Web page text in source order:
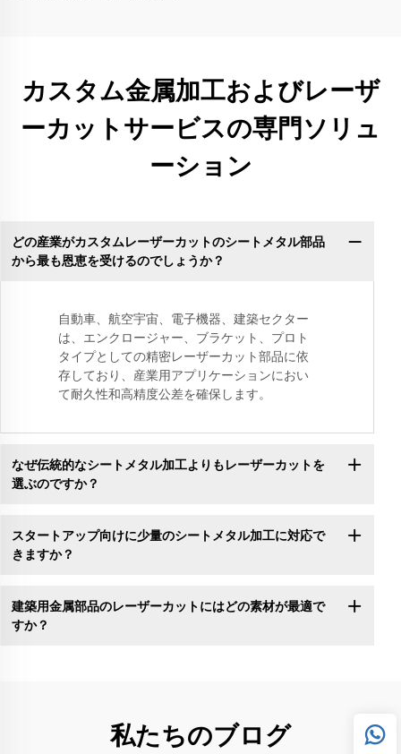
カスタム金属加工およびレーザ
ーカットサービスの専門ソリュ
ーション
どの産業がカスタムレーザーカットのシートメタル部品
から最も恩恵を受けるのでしょうか？
自動車、航空宇宙、電子機器、建築セクター
は、エンクロージャー、ブラケット、プロト
タイプとしての精密レーザーカット部品に依
存しており、産業用アプリケーションにおい
て耐久性和高精度公差を確保します。
なぜ伝統的なシートメタル加工よりもレーザーカットを
選ぶのですか？
スタートアップ向けに少量のシートメタル加工に対応で
きますか？
建築用金属部品のレーザーカットにはどの素材が最適で
すか？
私たちのブログ